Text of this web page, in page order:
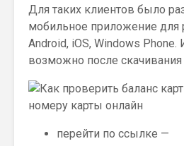
Для таких клиентов было
мобильное приложение для
Android, iOS, Windows Phone.
возможно после скачивания
перейти по ссылке —